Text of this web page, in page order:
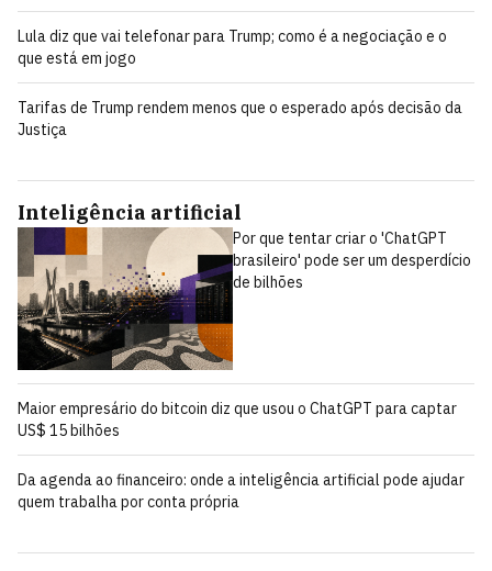
Lula diz que vai telefonar para Trump; como é a negociação e o
que está em jogo
Tarifas de Trump rendem menos que o esperado após decisão da
Justiça
Inteligência artificial
Por que tentar criar o 'ChatGPT
brasileiro' pode ser um desperdício
de bilhões
Maior empresário do bitcoin diz que usou o ChatGPT para captar
US$ 15 bilhões
Da agenda ao financeiro: onde a inteligência artificial pode ajudar
quem trabalha por conta própria